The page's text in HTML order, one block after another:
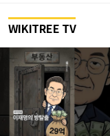
WIKITREE TV